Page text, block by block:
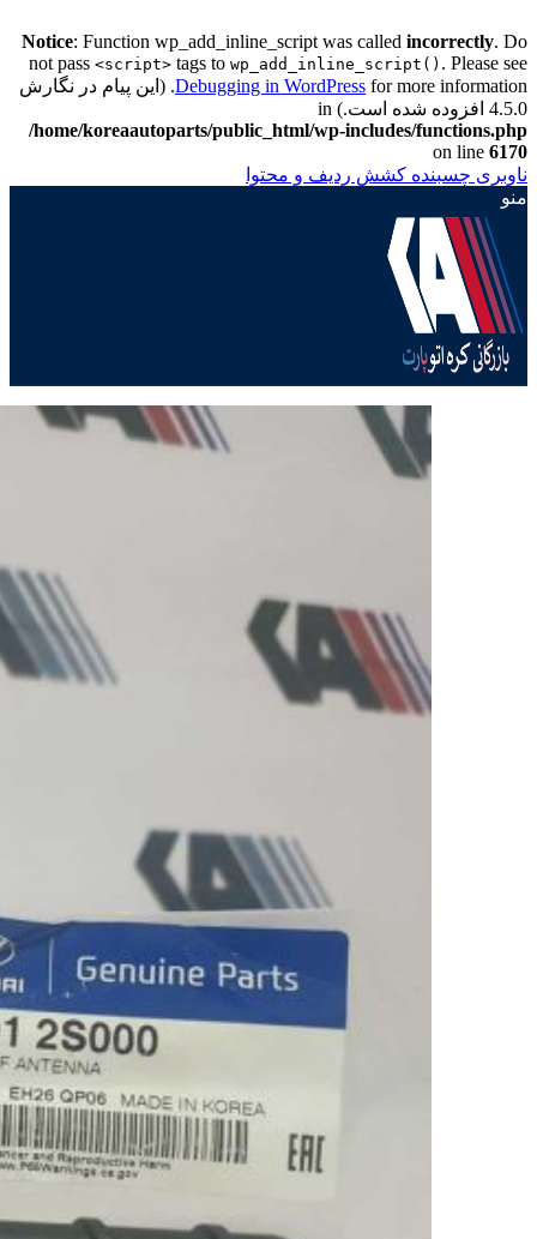
Notice: Function wp_add_inline_script was called incorrectly. Do
not pass <script> tags to wp_add_inline_script() . Please see
Debugging in WordPressfor more information. (این پیام در نگارش
4.5.0 افزوده شده است.) in
/home/koreaautoparts/public_html/wp-includes/functions.php
on line 6170
ناوبری چسبنده کشش ردیف و محتوا
منو